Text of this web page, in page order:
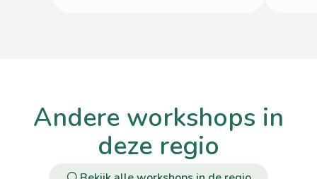
andere workshops in
deze regio